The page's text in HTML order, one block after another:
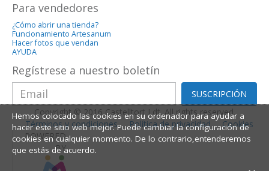
Para vendedores
¿Cómo abrir una tienda?
Funcionamiento Artesanum
Hacer fotos que vendan
AYUDA
Regístrese a nuestro boletín
SUSCRIPCIÓN
Copyright © 2016 Castelltort Ldt. All rights reserved.
Términos y condiciones
Política de privacidad
Cookies
POWERED
BY
Hemos colocado las cookies en su ordenador para ayudar a
hacer este sitio web mejor. Puede cambiar la configuración de
cookies en cualquier momento. De lo contrario,entenderemos
que estás de acuerdo.